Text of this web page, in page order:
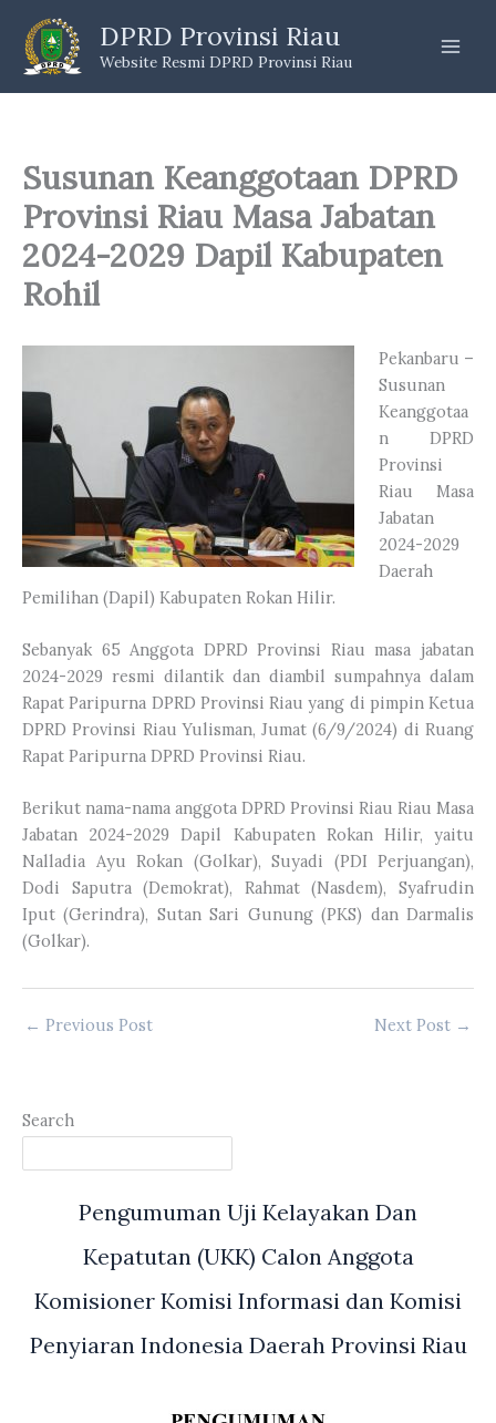
content
DPRD Provinsi Riau
Website Resmi DPRD Provinsi Riau
Susunan Keanggotaan DPRD
Provinsi Riau Masa Jabatan
2024-2029 Dapil Kabupaten
Rohil
Pekanbaru –
Susunan
Keanggotaa
n DPRD
Provinsi
Riau Masa
Jabatan
2024-2029
Daerah
Pemilihan (Dapil) Kabupaten Rokan Hilir.
Sebanyak 65 Anggota DPRD Provinsi Riau masa jabatan
2024-2029 resmi dilantik dan diambil sumpahnya dalam
Rapat Paripurna DPRD Provinsi Riau yang di pimpin Ketua
DPRD Provinsi Riau Yulisman, Jumat (6/9/2024) di Ruang
Rapat Paripurna DPRD Provinsi Riau.
Berikut nama-nama anggota DPRD Provinsi Riau Riau Masa
Jabatan 2024-2029 Dapil Kabupaten Rokan Hilir, yaitu
Nalladia Ayu Rokan (Golkar), Suyadi (PDI Perjuangan),
Dodi Saputra (Demokrat), Rahmat (Nasdem), Syafrudin
Iput (Gerindra), Sutan Sari Gunung (PKS) dan Darmalis
(Golkar).
← Previous Post Next Post →
Search
Pengumuman Uji Kelayakan Dan
Kepatutan (UKK) Calon Anggota
Komisioner Komisi Informasi dan Komisi
Penyiaran Indonesia Daerah Provinsi Riau